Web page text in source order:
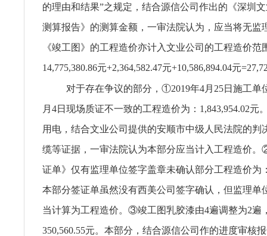
的理由和结果”之规定，结合源信公司作出的《深圳
测算报告》的测算金额，一审法院认为，应当将无监
《竣工图》的工程造价亦计入文业公司的工程造价范
14,775,380.86元+2,364,582.47元+10,586,894.04元
对于存在争议的部分，①2019年4月25日施工单
月4日现场质证不一致的工程造价为：1,843,954.02元
用电，结合文业公司提供的安顺市中级人民法院的判
缆等证据，一审法院认为本部分应当计入工程造价
证单》仅有监理单位签字盖章未确认部分工程造价为
本部分签证单虽然没有西美公司签字确认，但监理单
当计算为工程造价。③竣工图乳胶漆由4遍调整为2遍
350,560.55元。本部分，结合源信公司作的进度审核